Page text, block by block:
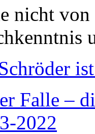
nicht
Falle –
2022